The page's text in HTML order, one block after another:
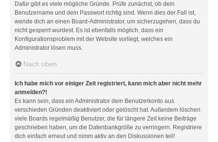
Dafür gibt es viele mögliche Gründe. Prüfe zunächst, ob dein
Benutzername und dein Passwort richtig sind. Wenn dies der Fall ist,
wende dich an einen Board-Administrator, um sicherzugehen, dass du
nicht gesperrt wurdest. Es ist ebenfalls möglich, dass ein
Konfigurationsproblem mit der Website vorliegt, welches ein
Administrator lösen muss.
Nach oben
Ich habe mich vor einiger Zeit registriert, kann mich aber nicht mehr
anmelden?!
Es kann sein, dass ein Administrator dein Benutzerkonto aus
verschieden Gründen deaktiviert oder gelöscht hat. Außerdem löschen
viele Boards regelmäßig Benutzer, die für längere Zeit keine Beiträge
geschrieben haben, um die Datenbankgröße zu verringern. Registriere
dich einfach erneut und nimm aktiv an den Diskussionen teil!